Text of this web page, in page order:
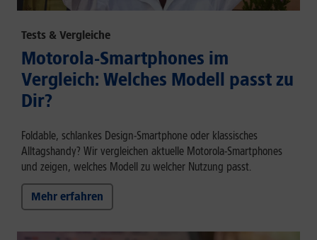
Tests & Vergleiche
Motorola-Smartphones im
Vergleich: Welches Modell passt zu
Dir?
Foldable, schlankes Design-Smartphone oder klassisches
Alltagshandy? Wir vergleichen aktuelle Motorola-Smartphones
und zeigen, welches Modell zu welcher Nutzung passt.
Mehr erfahren